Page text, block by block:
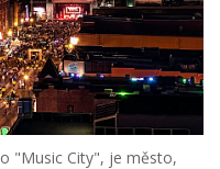
"Music City", je město,